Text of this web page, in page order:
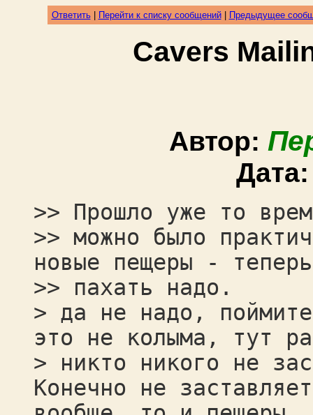
Ответить| Перейти к списку сообщений| Предыдущее
Cavers
Автор:
>> Прошло уже то
>> можно было
новые пещеры -
>> пахать надо.
> да не надо,
это не колыма, тут
> никто никого не
Конечно не